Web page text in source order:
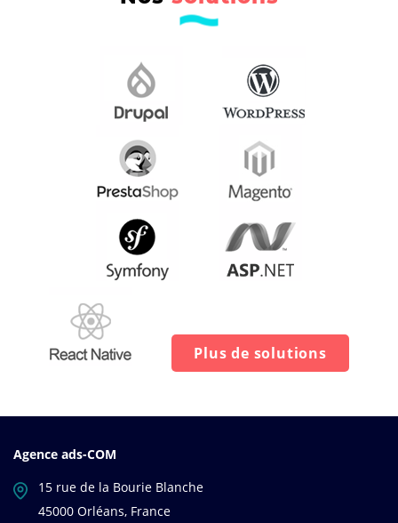
Plus de solutions
Agence ads-COM
15 rue de la Bourie Blanche
45000 Orléans, France